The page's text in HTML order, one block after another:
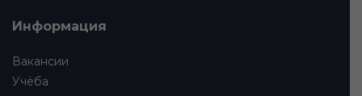
Информация
Вакансии
Учёба